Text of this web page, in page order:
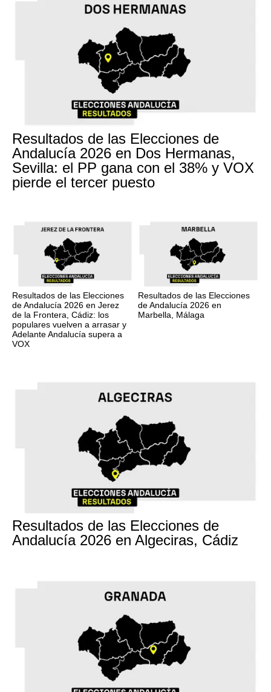
Resultados de las Elecciones de
Andalucía 2026 en Dos Hermanas,
Sevilla: el PP gana con el 38% y VOX
pierde el tercer puesto
Resultados de las Elecciones
de Andalucía 2026 en Jerez
de la Frontera, Cádiz: los
populares vuelven a arrasar y
Adelante Andalucía supera a
VOX
Resultados de las Elecciones
de Andalucía 2026 en
Marbella, Málaga
Resultados de las Elecciones de
Andalucía 2026 en Algeciras, Cádiz